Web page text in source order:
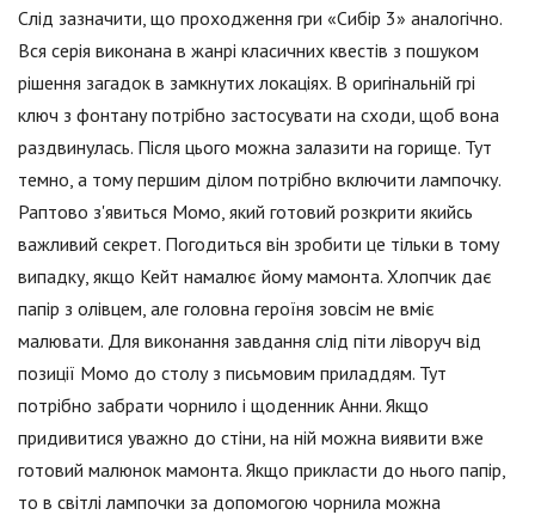
Слід зазначити, що проходження гри «Сибір 3» аналогічно.
Вся серія виконана в жанрі класичних квестів з пошуком
рішення загадок в замкнутих локаціях. В оригінальній грі
ключ з фонтану потрібно застосувати на сходи, щоб вона
раздвинулась. Після цього можна залазити на горище. Тут
темно, а тому першим ділом потрібно включити лампочку.
Раптово з'явиться Момо, який готовий розкрити якийсь
важливий секрет. Погодиться він зробити це тільки в тому
випадку, якщо Кейт намалює йому мамонта. Хлопчик дає
папір з олівцем, але головна героїня зовсім не вміє
малювати. Для виконання завдання слід піти ліворуч від
позиції Момо до столу з письмовим приладдям. Тут
потрібно забрати чорнило і щоденник Анни. Якщо
придивитися уважно до стіни, на ній можна виявити вже
готовий малюнок мамонта. Якщо прикласти до нього папір,
то в світлі лампочки за допомогою чорнила можна